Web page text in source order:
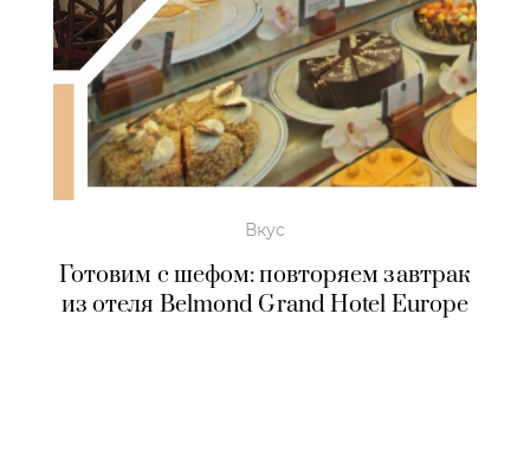
Вкус
Готовим с шефом: повторяем завтрак
из отеля Belmond Grand Hotel Europe